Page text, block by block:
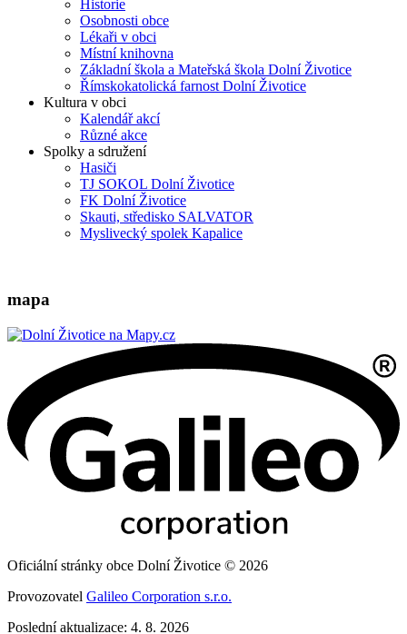
Historie
Osobnosti obce
Lékaři v obci
Místní knihovna
Základní škola a Mateřská škola Dolní Životice
Římskokatolická farnost Dolní Životice
Kultura v obci
Kalendář akcí
Různé akce
Spolky a sdružení
Hasiči
TJ SOKOL Dolní Životice
FK Dolní Životice
Skauti, středisko SALVATOR
Myslivecký spolek Kapalice
mapa
Oficiální stránky obce Dolní Životice © 2026
Provozovatel Galileo Corporation s.r.o.
Poslední aktualizace: 4. 8. 2026